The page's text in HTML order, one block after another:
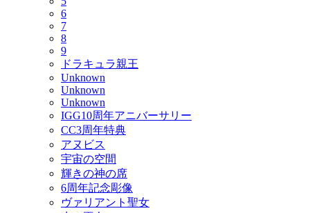
6
7
8
9
ドラキュラ親王
Unknown
Unknown
Unknown
IGG10周年アニバーサリー
CC3周年特典
アヌビス
宇宙の空間
輝きの神の席
6周年記念彫像
ヴァリアント聖女